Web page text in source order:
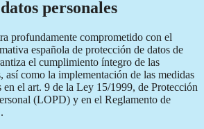
personales
profundamente comprometido con el
española de protección de datos de
el cumplimiento íntegro de las
así como la implementación de las medidas
en el art. 9 de la Ley 15/1999, de Protección
(LOPD) y en el Reglamento de